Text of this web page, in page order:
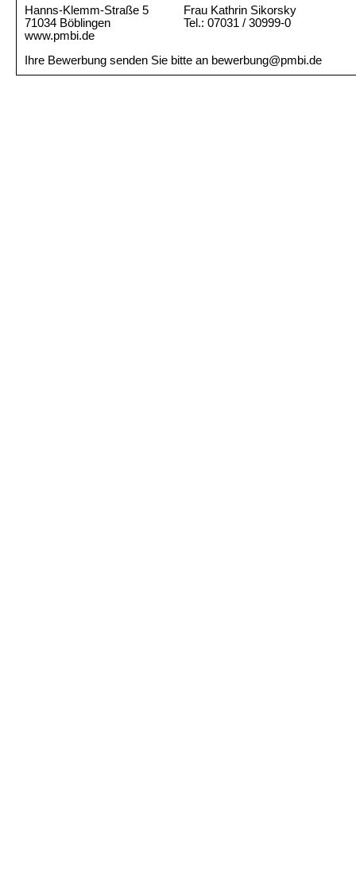
Hanns-Klemm-Straße 5
Frau Kathrin Sikorsky
71034 Böblingen
Tel.: 07031 / 30999-0
www.pmbi.de
Ihre Bewerbung senden Sie bitte an bewerbung@pmbi.de